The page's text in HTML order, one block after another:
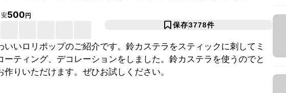
500円
保存3778件
いいロリポップのご紹介です。鈴カステラをスティックに刺してミ
ーティング、デコレーションをしました。鈴カステラを使うのでと
りいただけます。ぜひお試しください。